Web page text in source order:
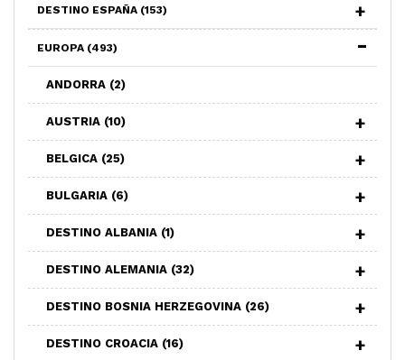
DESTINO ESPAÑA (153)
EUROPA (493)
ANDORRA (2)
AUSTRIA (10)
BELGICA (25)
BULGARIA (6)
DESTINO ALBANIA (1)
DESTINO ALEMANIA (32)
DESTINO BOSNIA HERZEGOVINA (26)
DESTINO CROACIA (16)